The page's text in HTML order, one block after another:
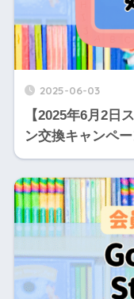
2025-06-03
【2025年6月2日
ン交換キャンペ